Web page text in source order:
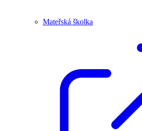
Mateřská školka